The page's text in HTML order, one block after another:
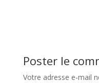
Poster le
Votre adresse e-mail